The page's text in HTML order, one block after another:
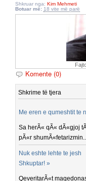
Shkruar nga: Kim Mehmeti
Botuar më: 18 vite më parë
Komente (0)
Shkrime të tjera
Me eren e qumeshtit te
Sa herÃ« qÃ« dÃ«gjoj
pÃ«r
Nuk eshte lehte te jesh
Shkuptar! »
QeveritarÃ«t